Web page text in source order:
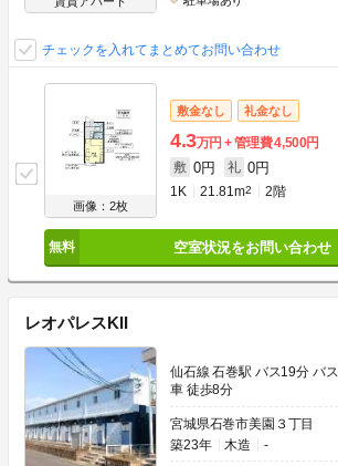
チェックを入れてまとめてお問い合わせ
画像：2枚
敷金なし 礼金なし
4.3万円 管理費4,500円
敷 0円 礼 0円
1K 21.81m2 2階
空室状況をお問い合わせ
レオパレスKII
仙石線 石巻駅 バス19分 バ
車 徒歩8分
宮城県石巻市美園３丁目
築23年
木造 -